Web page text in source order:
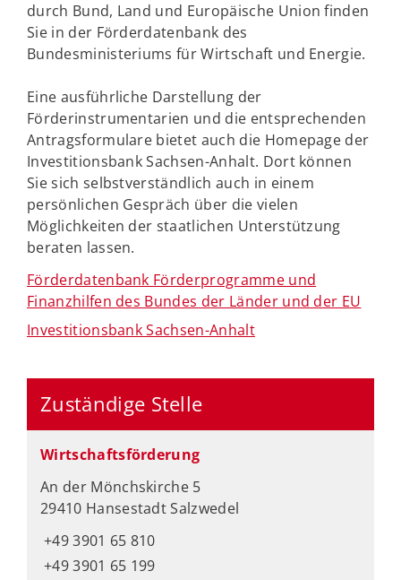
durch Bund, Land und Europäische Union finden
Sie in der Förderdatenbank des
Bundesministeriums für Wirtschaft und Energie.
Eine ausführliche Darstellung der
Förderinstrumentarien und die entsprechenden
Antragsformulare bietet auch die Homepage der
Investitionsbank Sachsen-Anhalt. Dort können
Sie sich selbstverständlich auch in einem
persönlichen Gespräch über die vielen
Möglichkeiten der staatlichen Unterstützung
beraten lassen.
Förderdatenbank Förderprogramme und
Finanzhilfen des Bundes der Länder und der EU
Investitionsbank Sachsen-Anhalt
Zuständige Stelle
Wirtschaftsförderung
An der Mönchskirche 5
29410 Hansestadt Salzwedel
+49 3901 65 810
+49 3901 65 199